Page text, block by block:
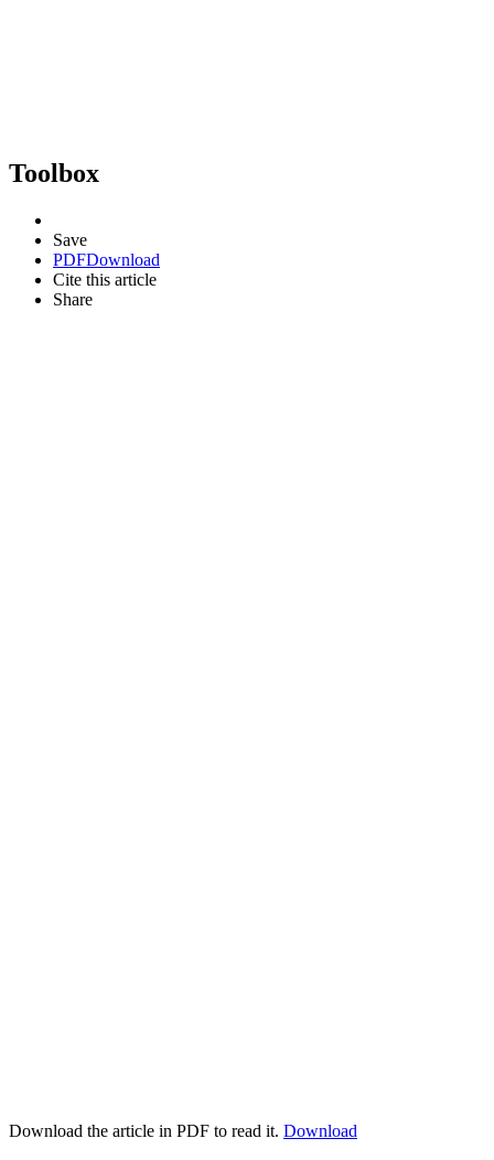
Toolbox
Save
PDFDownload
Cite this article
Share
Download the article in PDF to read it. Download